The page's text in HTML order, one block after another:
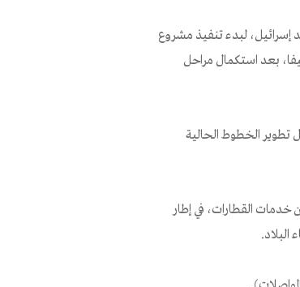
شيكل لشركة سكك حديد إسرائيل، لبدء تنفيذ مشروع
بعد استكمال مراحل
وتل أبيب إلى نحو 30 دقيقة، من خلال تطوير الخطوط الحالية
القطارات، في إطار